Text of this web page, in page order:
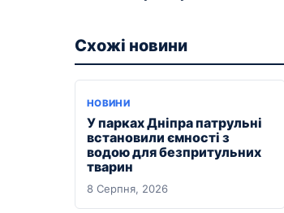
Схожі новини
НОВИНИ
У парках Дніпра патрульні
встановили ємності з
водою для безпритульних
тварин
8 Серпня, 2026